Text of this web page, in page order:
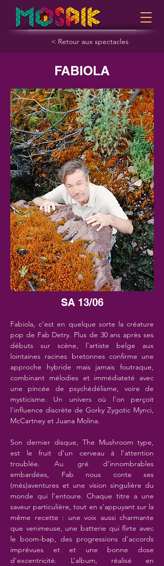
< Retour aux spectacles
FABIOLA
SA 13/06
Fabiola, c’est en quelque sorte la créature
pop de Fab Detry. Plus de 30 ans après ses
débuts sur scène, l’artiste belge aux
lointaines racines bretonnes confirme une
approche hybride mais jamais foutraque,
combinant mélodies et immédiateté avec
une pincée de psychédélisme, voire de
mysticisme. Un univers où l'on perçoit
l'influence discrète de Gorky Zygotic Mynci,
McCartney et Juana Molina.
Son dernier disque, The Mushroom type,
est le fruit d’un cerveau à l’attention
troublée. Au gré d’innombrables
embardées, Fab nous conte ses
(més)aventures et une vision singulière du
monde qui l’entoure. Chaque titre a une
saveur particulière, tout en s’appuyant sur la
même recette : une voix aussi charmante
que venimeuse, une batterie qui flirte avec
le boom-bap, des progressions d’accords
imprévues et et une bonne dose
d'excentricité. L’album, réalisé en